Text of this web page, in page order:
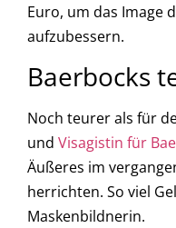
Euro, um das Image
aufzubessern.
Baerbocks
Noch teurer als für
und Visagistin für
Äußeres im
herrichten. So viel
Maskenbildnerin.